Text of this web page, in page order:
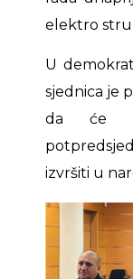
elektro
U
sjednica je
da će
izvršiti u